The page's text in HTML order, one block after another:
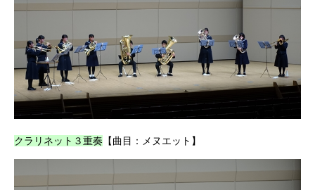
クラリネット３重奏 【曲目：メヌエット】